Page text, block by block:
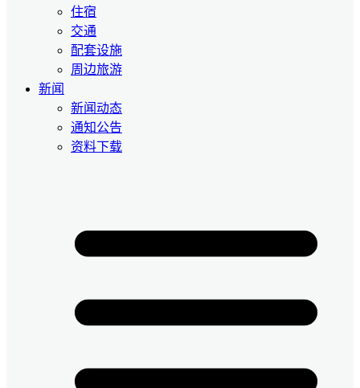
住宿
交通
配套设施
周边旅游
新闻
新闻动态
通知公告
资料下载